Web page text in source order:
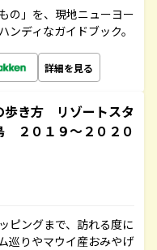
の」を、現地ニューヨー
ディなガイドブック。
詳細を見る
き方 リゾートスタ
２０１９～２０２０
ピングまで、訪れる度に
巡りやマウイ産おみやげ